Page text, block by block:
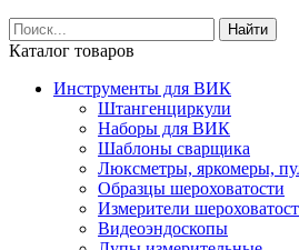
Найти
Каталог товаров
Инструменты для ВИК
Штангенциркули
Наборы для ВИК
Шаблоны сварщика
Люксметры, яркомеры,
Образцы шероховатости
Измерители
Видеоэндоскопы